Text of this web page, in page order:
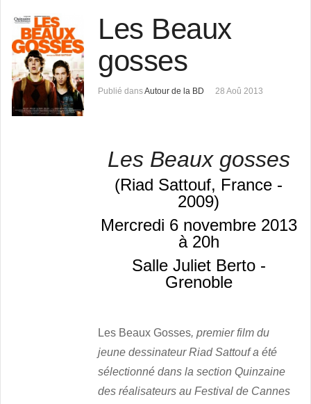
Les Beaux
gosses
Publié dansAutour de la BD 28 Aoû 2013
Les Beaux gosses
(Riad Sattouf, France -
2009)
Mercredi 6 novembre 2013
à 20h
Salle Juliet Berto -
Grenoble
Les Beaux Gosses, premier film du
jeune dessinateur Riad Sattouf a été
sélectionné dans la section Quinzaine
des réalisateurs au Festival de Cannes